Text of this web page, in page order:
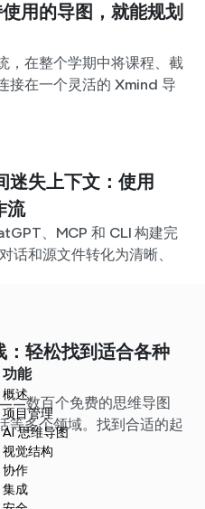
用的导图，就能规划
，在整个学期中将课程、截
接在一个灵活的 Xmind 导
迷失上下文：使用
流
、MCP 和 CLI 构建完
和源文件转化为清晰、
轻松找到适合各种
数百个免费的思维导图
等多个领域。找到合适的起
功能
概述
项目管理
AI 思维导图
视觉结构
协作
集成